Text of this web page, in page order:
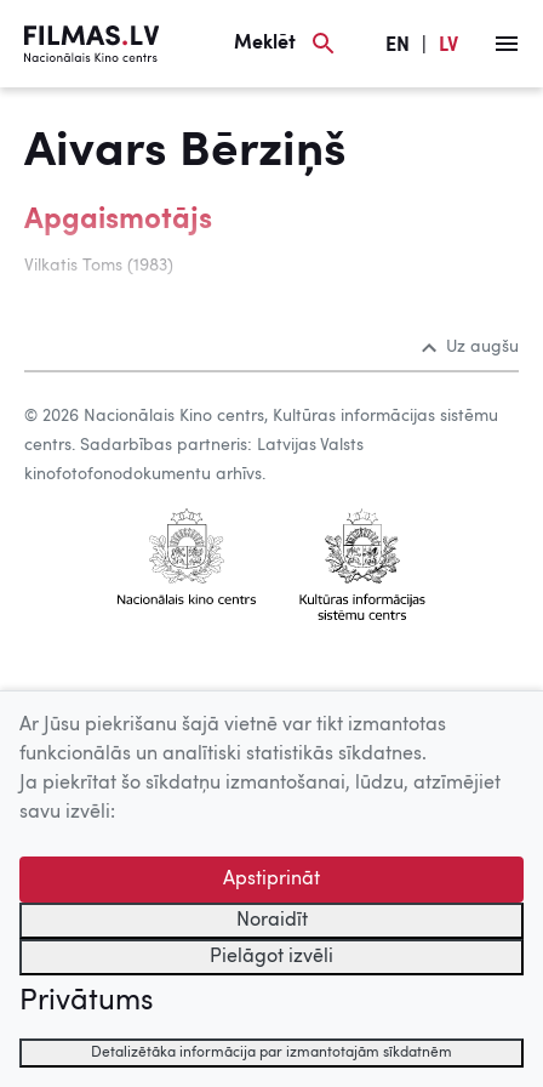
Meklēt EN LV
Aivars Bērziņš
Apgaismotājs
Vilkatis Toms (1983)
Uz augšu
© 2026 Nacionālais Kino centrs, Kultūras informācijas sistēmu
centrs. Sadarbības partneris: Latvijas Valsts
kinofotofonodokumentu arhīvs.
Ar Jūsu piekrišanu šajā vietnē var tikt izmantotas
funkcionālās un analītiski statistikās sīkdatnes.
Ja piekrītat šo sīkdatņu izmantošanai, lūdzu, atzīmējiet
savu izvēli:
Apstiprināt
Noraidīt
Pielāgot izvēli
Privātums
Detalizētāka informācija par izmantotajām sīkdatnēm